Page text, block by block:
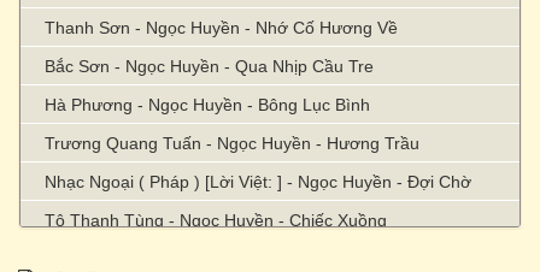
Thanh Sơn - Ngọc Huyền - Nhớ Cố Hương Về
Bắc Sơn - Ngọc Huyền - Qua Nhịp Cầu Tre
Hà Phương - Ngọc Huyền - Bông Lục Bình
Trương Quang Tuấn - Ngọc Huyền - Hương Trầu
Nhạc Ngoại ( Pháp ) [Lời Việt: ] - Ngọc Huyền - Đợi Chờ
Tô Thanh Tùng - Ngọc Huyền - Chiếc Xuồng